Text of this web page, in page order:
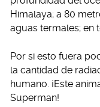
Himalaya; a 80
aguas termales; en
Por si esto fuera
la cantidad de
humano. ¡Este
Superman!